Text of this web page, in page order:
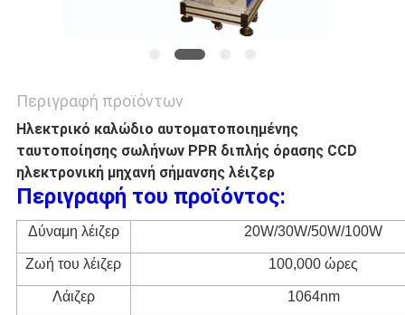
Περιγραφή προϊόντων
Ηλεκτρικό καλώδιο αυτοματοποιημένης
ταυτοποίησης σωλήνων PPR διπλής όρασης CCD
ηλεκτρονική μηχανή σήμανσης λέιζερ
Περιγραφή του προϊόντος:
Δύναμη λέιζερ 20W/30W/50W/100W
Ζωή του λέιζερ 100,000 ώρες
Λάιζερ 1064nm